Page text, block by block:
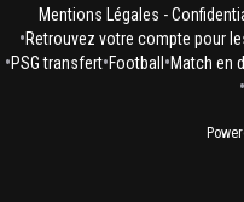
Mentions Légales -
•Retrouvez votre compte pour
•PSG transfert•Football•Match en
•